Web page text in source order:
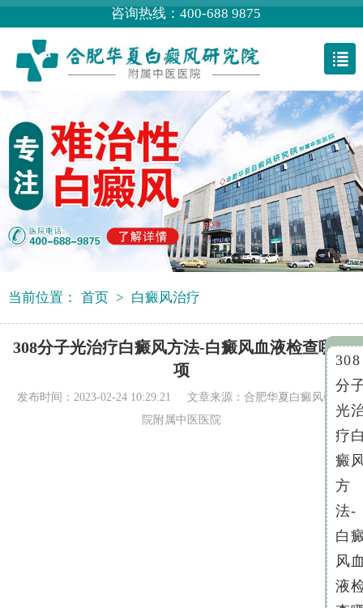
咨询热线：400-688 9875
当前位置： 首页 > 白癜风治疗
308分子光治疗白癜风方法-白癜风血液检查哪些
项
发布时间：2023-02-24 10:29:21 文章来源： 合肥华夏白癜风研究
院附属中医医院
308
分
光
疗
癜
方
法-
白
风
液